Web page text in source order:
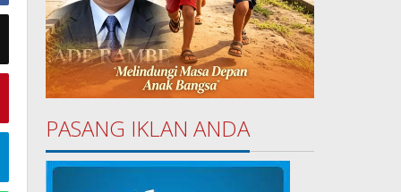
PASANG IKLAN ANDA